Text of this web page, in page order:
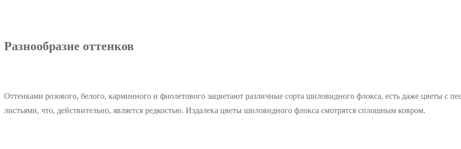
Разнообразие оттенков
Оттенками розового, белого, карминного и фиолетового зацветают различные сорта шиловидного флокса, есть даже цветы с
листьями, что, действительно, является редкостью. Издалека цветы шиловидного флокса смотрятся сплошным ковром.